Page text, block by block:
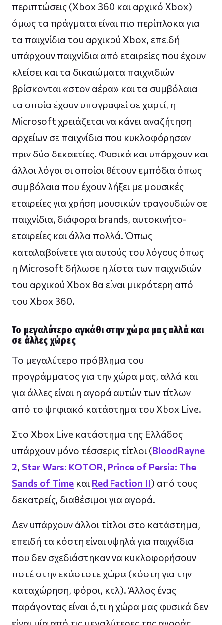
περιπτώσεις (Xbox 360 και αρχικό Xbox)
όμως τα πράγματα είναι πιο περίπλοκα για
τα παιχνίδια του αρχικού Xbox, επειδή
υπάρχουν παιχνίδια από εταιρείες που έχουν
κλείσει και τα δικαιώματα παιχνιδιών
βρίσκονται «στον αέρα» και τα συμβόλαια
τα οποία έχουν υπογραφεί σε χαρτί, η
Microsoft χρειάζεται να κάνει αναζήτηση
αρχείων σε παιχνίδια που κυκλοφόρησαν
πριν δύο δεκαετίες. Φυσικά και υπάρχουν και
άλλοι λόγοι οι οποίοι θέτουν εμπόδια όπως
συμβόλαια που έχουν λήξει με μουσικές
εταιρείες για χρήση μουσικών τραγουδιών σε
παιχνίδια, διάφορα brands, αυτοκινήτο-
εταιρείες και άλλα πολλά. Όπως
καταλαβαίνετε για αυτούς του λόγους όπως
η Microsoft δήλωσε η λίστα των παιχνιδιών
του αρχικού Xbox θα είναι μικρότερη από
του Xbox 360.
To μεγαλύτερο αγκάθι στην χώρα μας αλλά και
σε άλλες χώρες
Το μεγαλύτερο πρόβλημα του
προγράμματος για την χώρα μας, αλλά και
για άλλες είναι η αγορά αυτών των τίτλων
από το ψηφιακό κατάστημα του Xbox Live.
Στο Xbox Live κατάστημα της Ελλάδος
υπάρχουν μόνο τέσσερις τίτλοι (BloodRayne
2, Star Wars: KOTOR, Prince of Persia: The
Sands of Time και Red Faction II) από τους
δεκατρείς, διαθέσιμοι για αγορά.
Δεν υπάρχουν άλλοι τίτλοι στο κατάστημα,
επειδή τα κόστη είναι υψηλά για παιχνίδια
που δεν σχεδιάστηκαν να κυκλοφορήσουν
ποτέ στην εκάστοτε χώρα (κόστη για την
καταχώρηση, φόροι, κτλ). Άλλος ένας
παράγοντας είναι ό,τι η χώρα μας φυσικά δεν
είναι μία από τις μεγαλύτερες της αγοράς,